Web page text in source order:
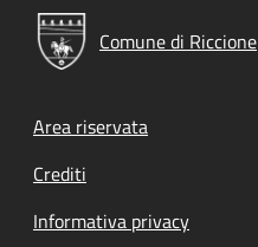
Comune di Riccione
Footer menu
Area riservata
Crediti
Informativa privacy